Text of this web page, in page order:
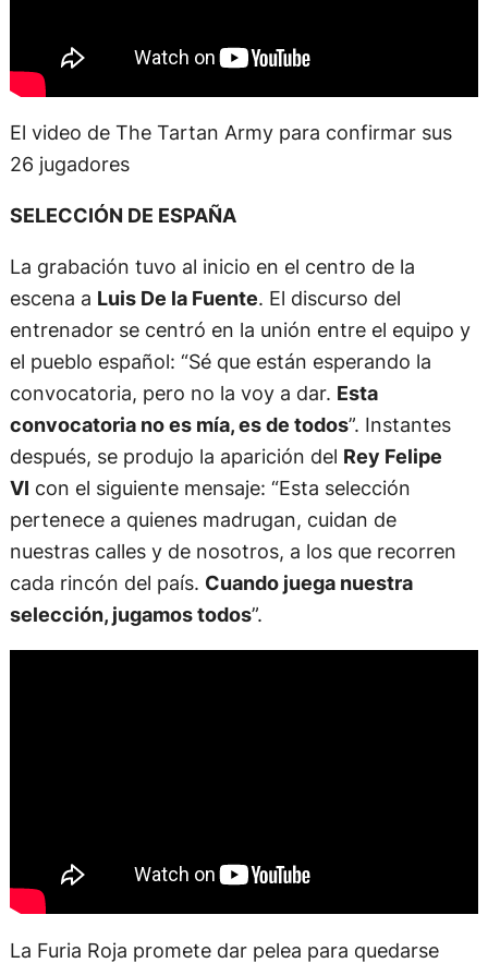
El video de The Tartan Army para confirmar sus
26 jugadores
SELECCIÓN DE ESPAÑA
La grabación tuvo al inicio en el centro de la
escena a Luis De la Fuente. El discurso del
entrenador se centró en la unión entre el equipo y
el pueblo español: “Sé que están esperando la
convocatoria, pero no la voy a dar. Esta
convocatoria no es mía, es de todos”. Instantes
después, se produjo la aparición del Rey Felipe
VI con el siguiente mensaje: “Esta selección
pertenece a quienes madrugan, cuidan de
nuestras calles y de nosotros, a los que recorren
cada rincón del país. Cuando juega nuestra
selección, jugamos todos”.
La Furia Roja promete dar pelea para quedarse